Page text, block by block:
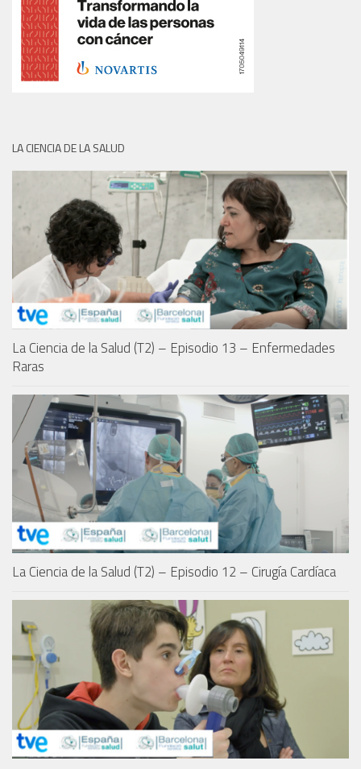
LA CIENCIA DE LA SALUD
La Ciencia de la Salud (T2) – Episodio 13 – Enfermedades
Raras
La Ciencia de la Salud (T2) – Episodio 12 – Cirugía Cardíaca